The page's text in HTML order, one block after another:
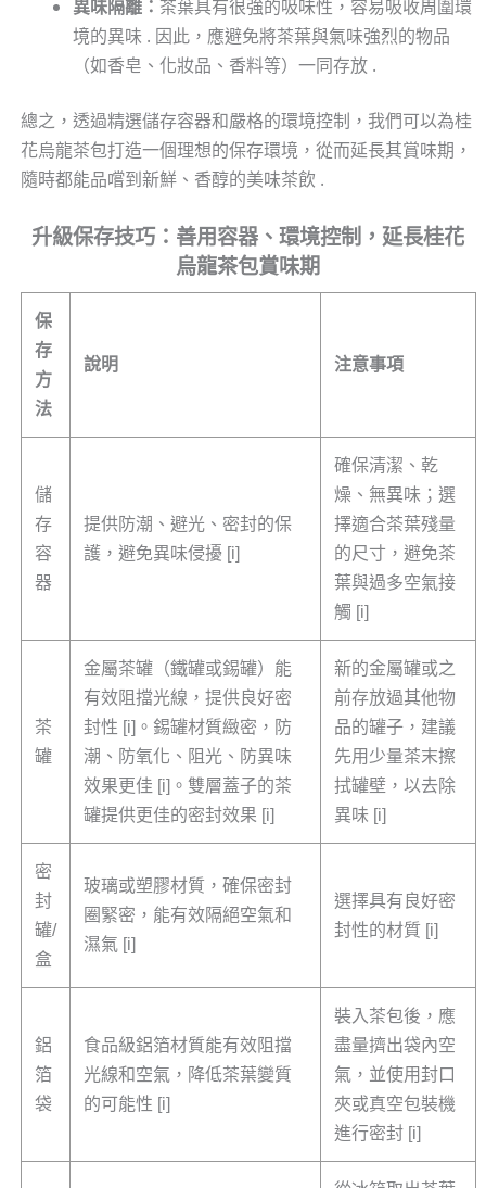
異味隔離： 茶葉具有很強的吸味性，容易吸收周圍環
境的異味 . 因此，應避免將茶葉與氣味強烈的物品
（如香皂、化妝品、香料等）一同存放 .
總之，透過精選儲存容器和嚴格的環境控制，我們可以為桂
花烏龍茶包打造一個理想的保存環境，從而延長其賞味期，
隨時都能品嚐到新鮮、香醇的美味茶飲 .
升級保存技巧：善用容器、環境控制，延長桂花
烏龍茶包賞味期
保
存
方
法
說明 注意事項
儲
存
容
器
提供防潮、避光、密封的保
護，避免異味侵擾 [i]
確保清潔、乾
燥、無異味；選
擇適合茶葉殘量
的尺寸，避免茶
葉與過多空氣接
觸 [i]
茶
罐
金屬茶罐（鐵罐或錫罐）能
有效阻擋光線，提供良好密
封性 [i]。錫罐材質緻密，防
潮、防氧化、阻光、防異味
效果更佳 [i]。雙層蓋子的茶
罐提供更佳的密封效果 [i]
新的金屬罐或之
前存放過其他物
品的罐子，建議
先用少量茶末擦
拭罐壁，以去除
異味 [i]
密
封
罐/
盒
玻璃或塑膠材質，確保密封
圈緊密，能有效隔絕空氣和
濕氣 [i]
選擇具有良好密
封性的材質 [i]
鋁
箔
袋
食品級鋁箔材質能有效阻擋
光線和空氣，降低茶葉變質
的可能性 [i]
裝入茶包後，應
盡量擠出袋內空
氣，並使用封口
夾或真空包裝機
進行密封 [i]